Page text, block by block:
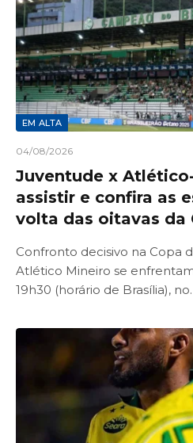
EM ALTA
04/08/2026
Juventude x
assistir e confira as
volta das oitavas da
Confronto decisivo na Copa
Atlético Mineiro se
19h30 (horário de Brasília),